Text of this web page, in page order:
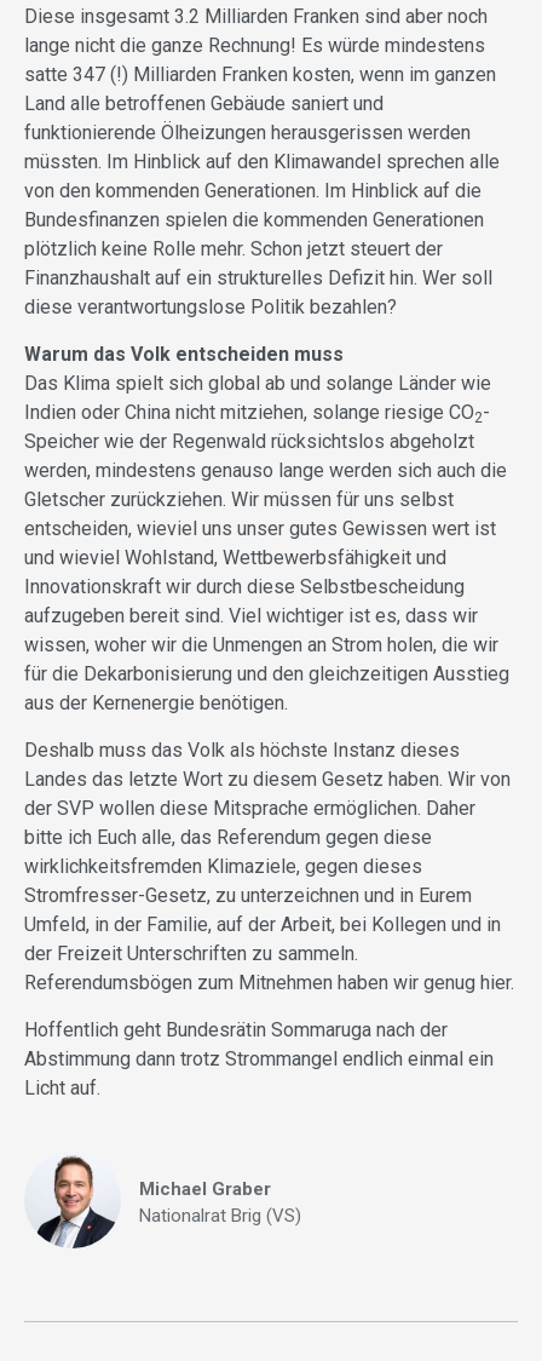
Diese insgesamt 3.2 Milliarden Franken sind aber noch
lange nicht die ganze Rechnung! Es würde mindestens
satte 347 (!) Milliarden Franken kosten, wenn im ganzen
Land alle betroffenen Gebäude saniert und
funktionierende Ölheizungen herausgerissen werden
müssten. Im Hinblick auf den Klimawandel sprechen alle
von den kommenden Generationen. Im Hinblick auf die
Bundesfinanzen spielen die kommenden Generationen
plötzlich keine Rolle mehr. Schon jetzt steuert der
Finanzhaushalt auf ein strukturelles Defizit hin. Wer soll
diese verantwortungslose Politik bezahlen?
Warum das Volk entscheiden muss
Das Klima spielt sich global ab und solange Länder wie
Indien oder China nicht mitziehen, solange riesige CO2-
Speicher wie der Regenwald rücksichtslos abgeholzt
werden, mindestens genauso lange werden sich auch die
Gletscher zurückziehen. Wir müssen für uns selbst
entscheiden, wieviel uns unser gutes Gewissen wert ist
und wieviel Wohlstand, Wettbewerbsfähigkeit und
Innovationskraft wir durch diese Selbstbescheidung
aufzugeben bereit sind. Viel wichtiger ist es, dass wir
wissen, woher wir die Unmengen an Strom holen, die wir
für die Dekarbonisierung und den gleichzeitigen Ausstieg
aus der Kernenergie benötigen.
Deshalb muss das Volk als höchste Instanz dieses
Landes das letzte Wort zu diesem Gesetz haben. Wir von
der SVP wollen diese Mitsprache ermöglichen. Daher
bitte ich Euch alle, das Referendum gegen diese
wirklichkeitsfremden Klimaziele, gegen dieses
Stromfresser-Gesetz, zu unterzeichnen und in Eurem
Umfeld, in der Familie, auf der Arbeit, bei Kollegen und in
der Freizeit Unterschriften zu sammeln.
Referendumsbögen zum Mitnehmen haben wir genug hier.
Hoffentlich geht Bundesrätin Sommaruga nach der
Abstimmung dann trotz Strommangel endlich einmal ein
Licht auf.
Michael Graber
Nationalrat Brig (VS)